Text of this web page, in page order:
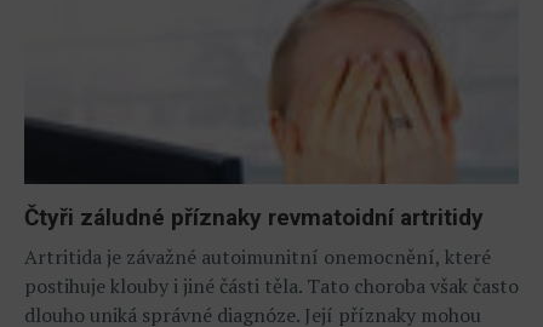
Čtyři záludné příznaky revmatoidní artritidy
Artritida je závažné autoimunitní onemocnění, které
postihuje klouby i jiné části těla. Tato choroba však často
dlouho uniká správné diagnóze. Její příznaky mohou